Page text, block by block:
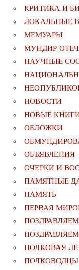
КРИТИКА И
ЛОКАЛЬНЫЕ
МЕМУАРЫ
МУНДИР
НАУЧНЫЕ
НОВОСТИ
НОВЫЕ
ОБЛОЖКИ
ОБЪЯВЛЕНИЯ
ОЧЕРКИ И
ПАМЯТНЫЕ
ПАМЯТЬ
ПЕРВАЯ
ПОЗДРАВЛЯЕМ
ПОЛКОВАЯ